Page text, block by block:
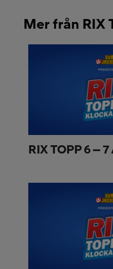
Mer från RIX
RIX TOPP 6 – 7